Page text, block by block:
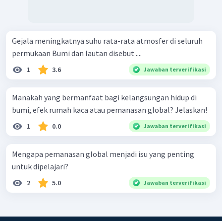
Gejala meningkatnya suhu rata-rata atmosfer di seluruh
permukaan Bumi dan lautan disebut ....
1 3.6 Jawaban terverifikasi
Manakah yang bermanfaat bagi kelangsungan hidup di
bumi, efek rumah kaca atau pemanasan global? Jelaskan!
1 0.0 Jawaban terverifikasi
Mengapa pemanasan global menjadi isu yang penting
untuk dipelajari?
2 5.0 Jawaban terverifikasi